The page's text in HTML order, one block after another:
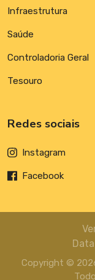
Infraestrutura
Saúde
Controladoria Geral
Tesouro
Redes sociais
Instagram
Facebook
Copyright ©